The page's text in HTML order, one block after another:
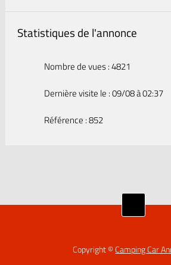
Statistiques de l'annonce
Nombre de vues : 4821
Dernière visite le : 09/08 à 02:37
Référence : 852
Copyright ©Camping Car